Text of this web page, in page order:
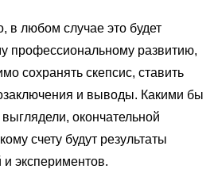
в любом случае это будет
профессиональному развитию,
сохранять скепсис, ставить
и выводы. Какими бы
окончательной
счету будут результаты
экспериментов.